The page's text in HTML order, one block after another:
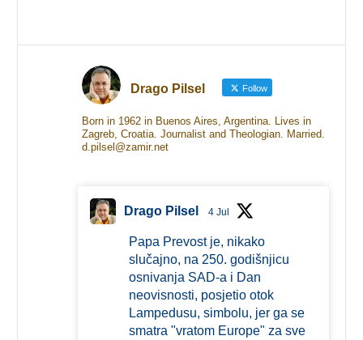
Drago Pilsel Follow
Born in 1962 in Buenos Aires, Argentina. Lives in
Zagreb, Croatia. Journalist and Theologian. Married.
d.pilsel@zamir.net
Drago Pilsel 4 Jul
Papa Prevost je, nikako
slučajno, na 250. godišnjicu
osnivanja SAD-a i Dan
neovisnosti, posjetio otok
Lampedusu, simbolu, jer ga se
smatra "vratom Europe" za sve